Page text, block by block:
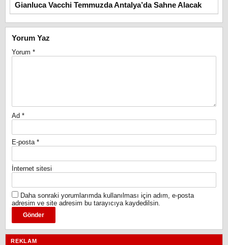
Gianluca Vacchi Temmuzda Antalya’da Sahne Alacak
Yorum Yaz
Yorum *
Ad *
E-posta *
İnternet sitesi
Daha sonraki yorumlarımda kullanılması için adım, e-posta
adresim ve site adresim bu tarayıcıya kaydedilsin.
REKLAM